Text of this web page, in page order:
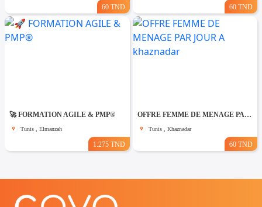
60 TND 60 TND
🚀 FORMATION AGILE & PMP®
Tunis , Elmanzah
1.275 TND
OFFRE FEMME DE MENAGE PAR JOUR A khaznadar
Tunis , Khaznadar
60 TND